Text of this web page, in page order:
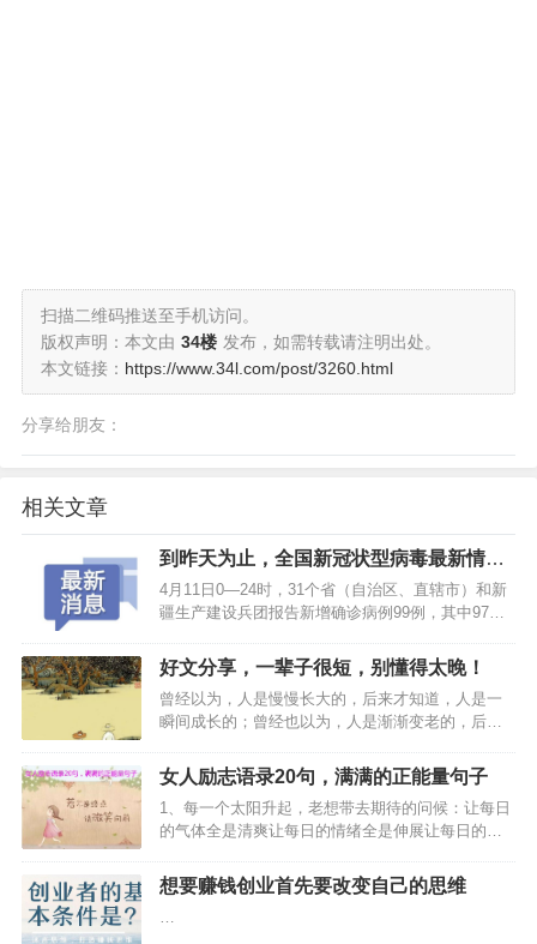
扫描二维码推送至手机访问。
版权声明：本文由 34楼 发布，如需转载请注明出处。
本文链接： https://www.34l.com/post/3260.html
分享给朋友：
相关文章
到昨天为止，全国新冠状型病毒最新情况
介绍
4月11日0—24时，31个省（自治区、直辖市）和新
疆生产建设兵团报告新增确诊病例99例，其中97例
无新增死亡病例；新增疑似病例49例，均为境外输
入病例（上海43例，黑龙江3例，内蒙古2例，吉
林…
好文分享，一辈子很短，别懂得太晚！
曾经以为，人是慢慢长大的，后来才知道，人是一
瞬间成长的；曾经也以为，人是渐渐变老的，后来
女人励志语录20句，满满的正能量句子
1、每一个太阳升起，老想带去期待的问候：让每日
的气体全是清爽让每日的情绪全是伸展让每日的获
想要赚钱创业首先要改变自己的思维
…